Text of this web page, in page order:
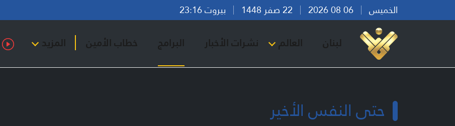
الخميس بيروت 23:16
لبنان العالم نشرات الأخبار البرامج خطاب الأمين المزيد
حتى النفس الأخير